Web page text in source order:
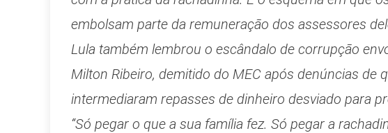
embolsam parte da remuneração dos assessores
Lula também lembrou o escândalo de corrupção
Milton Ribeiro, demitido do MEC após denúncias de
intermediaram repasses de dinheiro desviado para
“Só pegar o que a sua família fez. Só pegar a